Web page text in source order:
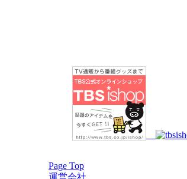
Page Top